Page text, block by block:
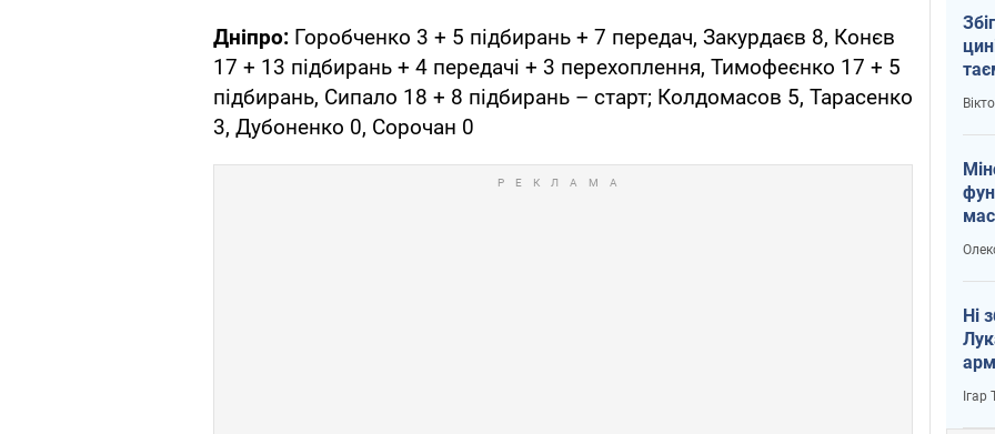
Дніпро: Горобченко 3 + 5 підбирань + 7 передач, Закурдаєв 8, Конєв
17 + 13 підбирань + 4 передачі + 3 перехоплення, Тимофеєнко 17 + 5
підбирань, Сипало 18 + 8 підбирань – старт; Колдомасов 5, Тарасенко
3, Дубоненко 0, Сорочан 0
і
Ні